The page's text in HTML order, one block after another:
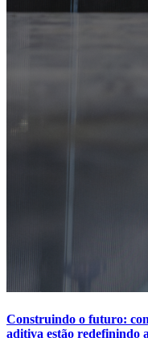
Construindo o futuro:
aditiva estão redefinindo